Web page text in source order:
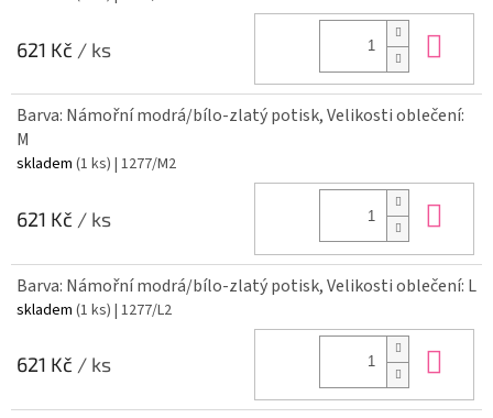
621 Kč / ks
Barva: Námořní modrá/bílo-zlatý potisk, Velikosti oblečení:
M
skladem (1 ks) | 1277/M2
621 Kč / ks
Barva: Námořní modrá/bílo-zlatý potisk, Velikosti oblečení: L
skladem (1 ks) | 1277/L2
621 Kč / ks